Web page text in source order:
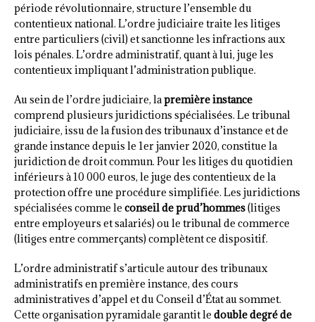
période révolutionnaire, structure l’ensemble du
contentieux national. L’ordre judiciaire traite les litiges
entre particuliers (civil) et sanctionne les infractions aux
lois pénales. L’ordre administratif, quant à lui, juge les
contentieux impliquant l’administration publique.
Au sein de l’ordre judiciaire, lapremière instance
comprend plusieurs juridictions spécialisées. Le tribunal
judiciaire, issu de la fusion des tribunaux d’instance et de
grande instance depuis le 1er janvier 2020, constitue la
juridiction de droit commun. Pour les litiges du quotidien
inférieurs à 10 000 euros, le juge des contentieux de la
protection offre une procédure simplifiée. Les juridictions
spécialisées comme le conseil de prud’hommes(litiges
entre employeurs et salariés) ou le tribunal de commerce
(litiges entre commerçants) complètent ce dispositif.
L’ordre administratif s’articule autour des tribunaux
administratifs en première instance, des cours
administratives d’appel et du Conseil d’État au sommet.
Cette organisation pyramidale garantit le double degré de